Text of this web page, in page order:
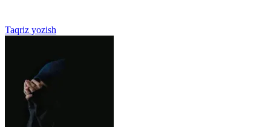
Taqriz yozish